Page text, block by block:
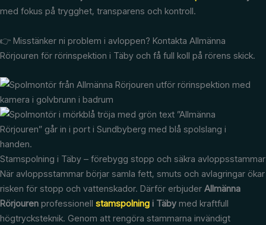
med fokus på trygghet, transparens och kontroll.
👉 Misstänker ni problem i avloppen? Kontakta Allmänna
Rörjouren för rörinspektion i Täby och få full koll på rörens skick.
Stamspolning i Täby – förebygg stopp och säkra avloppsstammar
När avloppsstammar börjar samla fett, smuts och avlagringar ökar
risken för stopp och vattenskador. Därför erbjuder Allmänna
Rörjouren professionell stamspolning i Täby med kraftfull
högtrycksteknik. Genom att rengöra stammarna invändigt